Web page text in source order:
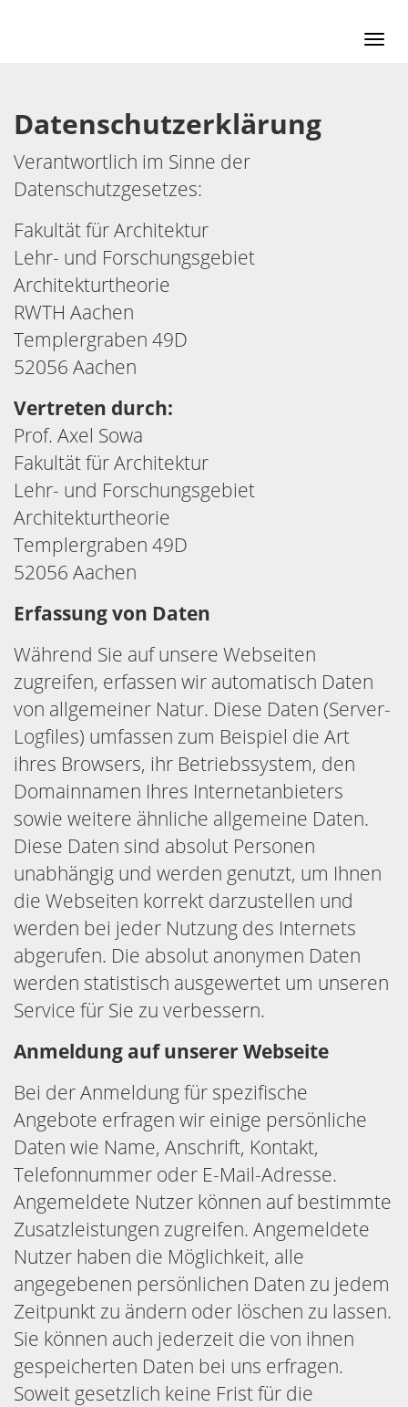
Menu
Datenschutzerklärung
Verantwortlich im Sinne der
Datenschutzgesetzes:
Fakultät für Architektur
Lehr- und Forschungsgebiet
Architekturtheorie
RWTH Aachen
Templergraben 49D
52056 Aachen
Vertreten durch:
Prof. Axel Sowa
Fakultät für Architektur
Lehr- und Forschungsgebiet
Architekturtheorie
Templergraben 49D
52056 Aachen
Erfassung von Daten
Während Sie auf unsere Webseiten
zugreifen, erfassen wir automatisch Daten
von allgemeiner Natur. Diese Daten (Server-
Logfiles) umfassen zum Beispiel die Art
ihres Browsers, ihr Betriebssystem, den
Domainnamen Ihres Internetanbieters
sowie weitere ähnliche allgemeine Daten.
Diese Daten sind absolut Personen
unabhängig und werden genutzt, um Ihnen
die Webseiten korrekt darzustellen und
werden bei jeder Nutzung des Internets
abgerufen. Die absolut anonymen Daten
werden statistisch ausgewertet um unseren
Service für Sie zu verbessern.
Anmeldung auf unserer Webseite
Bei der Anmeldung für spezifische
Angebote erfragen wir einige persönliche
Daten wie Name, Anschrift, Kontakt,
Telefonnummer oder E-Mail-Adresse.
Angemeldete Nutzer können auf bestimmte
Zusatzleistungen zugreifen. Angemeldete
Nutzer haben die Möglichkeit, alle
angegebenen persönlichen Daten zu jedem
Zeitpunkt zu ändern oder löschen zu lassen.
Sie können auch jederzeit die von ihnen
gespeicherten Daten bei uns erfragen.
Soweit gesetzlich keine Frist für die